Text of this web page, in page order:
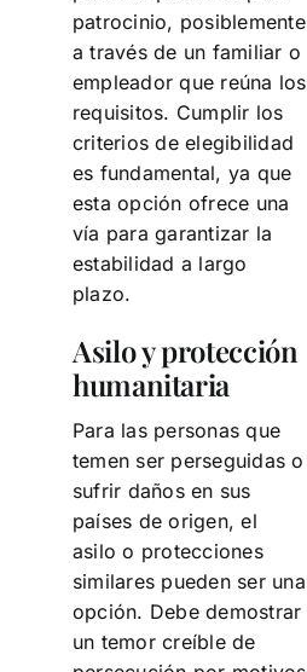
patrocinio, posiblemente
a través de un familiar o
empleador que reúna los
requisitos. Cumplir los
criterios de elegibilidad
es fundamental, ya que
esta opción ofrece una
vía para garantizar la
estabilidad a largo
plazo.
Asilo y protección
humanitaria
Para las personas que
temen ser perseguidas o
sufrir daños en sus
países de origen, el
asilo o protecciones
similares pueden ser una
opción. Debe demostrar
un temor creíble de